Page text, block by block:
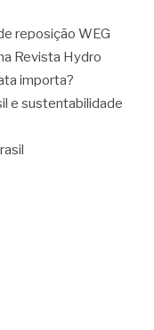
reposição WEG
Revista Hydro
importa?
e sustentabilidade